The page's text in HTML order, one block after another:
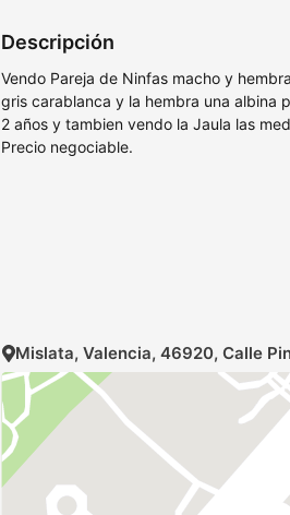
Descripción
Vendo Pareja de Ninfas macho y
gris carablanca y la hembra una albina
2 años y tambien vendo la Jaula las
Precio negociable.
Mislata, Valencia, 46920, Calle